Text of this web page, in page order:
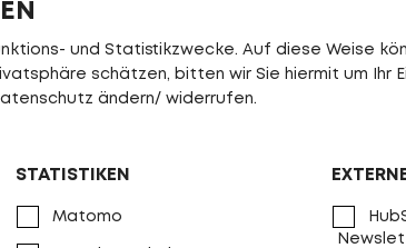
und Statistikzwecke. Auf diese Weise
schätzen, bitten wir Sie hiermit um Ihr
ändern/ widerrufen.
STATISTIKEN
Matomo